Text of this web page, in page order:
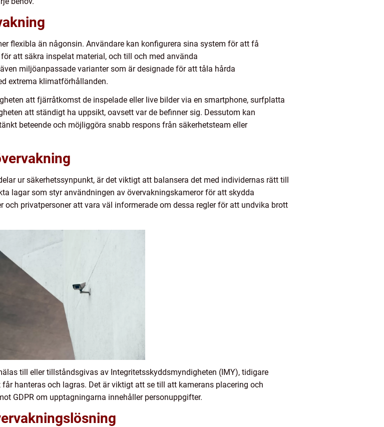
flexibla än någonsin. Användare kan konfigurera sina system för att få
att säkra inspelat material, och till och med använda
miljöanpassade varianter som är designade för att tåla hårda
extrema klimatförhållanden.
att fjärråtkomst de inspelade eller live bilder via en smartphone, surfplatta
att ständigt ha uppsikt, oavsett var de befinner sig. Dessutom kan
beteende och möjliggöra snabb respons från säkerhetsteam eller
ur säkerhetssynpunkt, är det viktigt att balansera det med individernas rätt till
lagar som styr användningen av övervakningskameror för att skydda
privatpersoner att vara väl informerade om dessa regler för att undvika brott
till eller tillståndsgivas av Integritetsskyddsmyndigheten (IMY), tidigare
hanteras och lagras. Det är viktigt att se till att kamerans placering och
GDPR om upptagningarna innehåller personuppgifter.